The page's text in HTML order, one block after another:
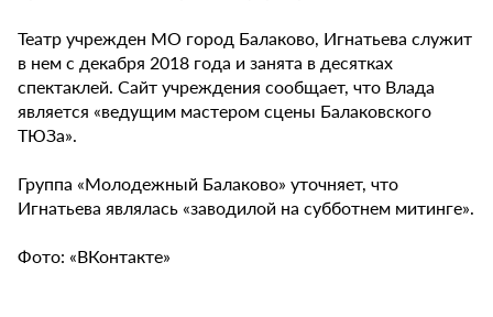
Театр учрежден МО город Балаково, Игнатьева служит
в нем с декабря 2018 года и занята в десятках
спектаклей. Сайт учреждения сообщает, что Влада
является «ведущим мастером сцены Балаковского
ТЮЗа».
Группа «Молодежный Балаково» уточняет, что
Игнатьева являлась «заводилой на субботнем митинге».
Фото: «ВКонтакте»